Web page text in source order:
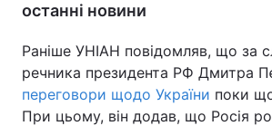
останні новини
Раніше УНІАН повідомляв, що за
речника президента РФ Дмитра
переговори щодо України поки
При цьому, він додав, що Росія